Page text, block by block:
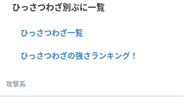
ひっさつわざ別ぷに一覧
ひっさつわざ一覧
ひっさつわざの強さランキング！
攻撃系